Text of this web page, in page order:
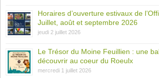
Horaires d’ouverture estivaux de
Juillet, août et septembre 2026
jeudi 2 juillet 2026
Le Trésor du Moine Feuillien : une
découvrir au coeur du Roeulx
mercredi 1 juillet 2026